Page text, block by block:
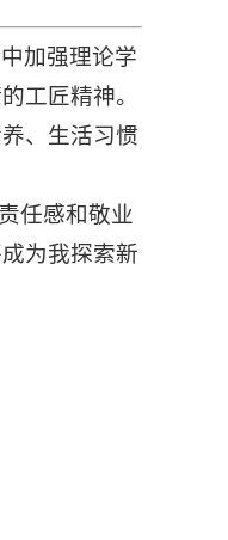
加强理论学
工匠精神。
、生活习惯
任感和敬业
为我探索新